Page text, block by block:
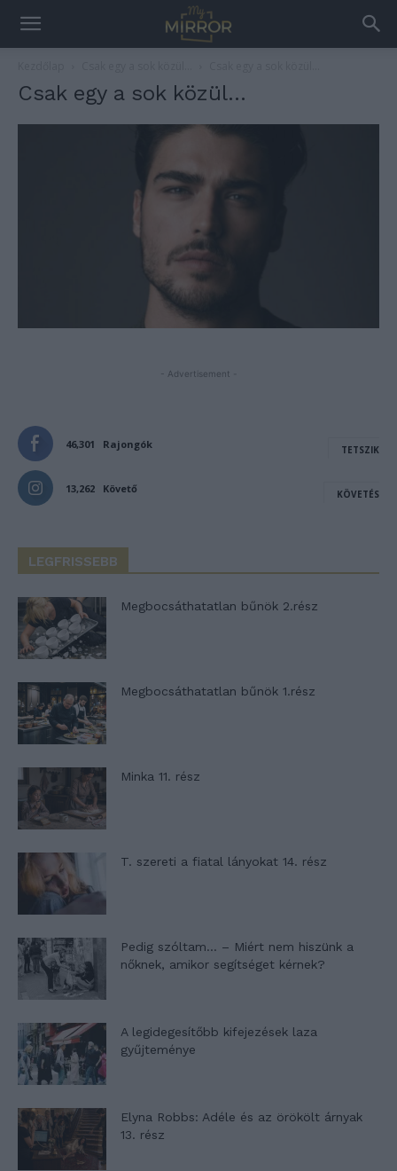
Csak egy a sok közül…
- Advertisement -
46,301 Rajongók TETSZIK
13,262 Követő KÖVETÉS
LEGFRISSEBB
Megbocsáthatatlan bűnök 2.rész
Megbocsáthatatlan bűnök 1.rész
Minka 11. rész
T. szereti a fiatal lányokat 14. rész
Pedig szóltam… – Miért nem hiszünk a
nőknek, amikor segítséget kérnek?
A legidegesítőbb kifejezések laza
gyűjteménye
Elyna Robbs: Adéle és az örökölt árnyak
13. rész